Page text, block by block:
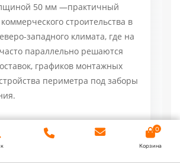
50 мм —практичный
строительства в
западного климата, где на
параллельно решаются
графиков монтажных
периметра под заборы
50 мм —
0
Корзина